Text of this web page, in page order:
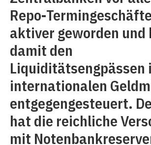
Repo-
aktiver geworden und
damit den
Liquiditätsengpässen
internationalen
entgegengesteuert.
hat die reichliche
mit